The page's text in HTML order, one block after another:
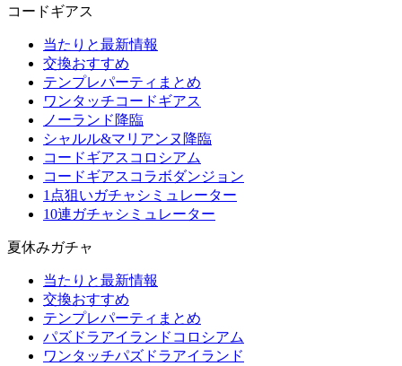
コードギアス
当たりと最新情報
交換おすすめ
テンプレパーティまとめ
ワンタッチコードギアス
ノーランド降臨
シャルル&マリアンヌ降臨
コードギアスコロシアム
コードギアスコラボダンジョン
1点狙いガチャシミュレーター
10連ガチャシミュレーター
夏休みガチャ
当たりと最新情報
交換おすすめ
テンプレパーティまとめ
パズドラアイランドコロシアム
ワンタッチパズドラアイランド